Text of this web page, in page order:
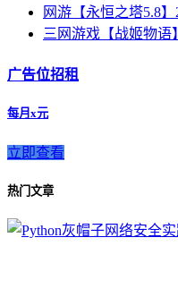
网游【永恒之塔5.8
三网游戏【战姬物
广告位招租
每月x元
立即查看
热门文章